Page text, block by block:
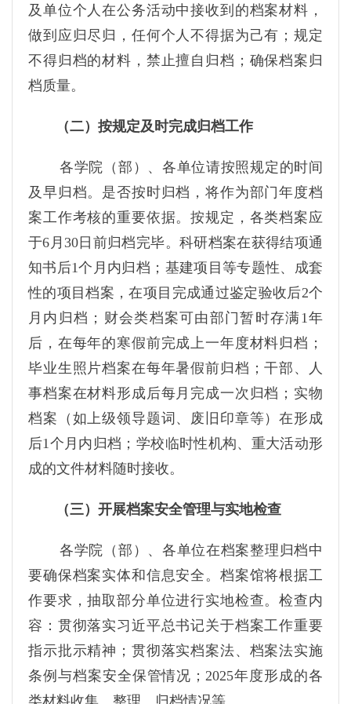
及单位个人在公务活动中接收到的档案材料，
做到应归尽归，任何个人不得据为己有；规定
不得归档的材料，禁止擅自归档；确保档案归
档质量。
（二）按规定及时完成归档工作
各学院（部）、各单位请按照规定的时间
及早归档。是否按时归档，将作为部门年度档
案工作考核的重要依据。按规定，各类档案应
于6月30日前归档完毕。科研档案在获得结项通
知书后1个月内归档；基建项目等专题性、成套
性的项目档案，在项目完成通过鉴定验收后2个
月内归档；财会类档案可由部门暂时存满1年
后，在每年的寒假前完成上一年度材料归档；
毕业生照片档案在每年暑假前归档；干部、人
事档案在材料形成后每月完成一次归档；实物
档案（如上级领导题词、废旧印章等）在形成
后1个月内归档；学校临时性机构、重大活动形
成的文件材料随时接收。
（三）开展档案安全管理与实地检查
各学院（部）、各单位在档案整理归档中
要确保档案实体和信息安全。档案馆将根据工
作要求，抽取部分单位进行实地检查。检查内
容：贯彻落实习近平总书记关于档案工作重要
指示批示精神；贯彻落实档案法、档案法实施
条例与档案安全保管情况；2025年度形成的各
类材料收集、整理、归档情况等。